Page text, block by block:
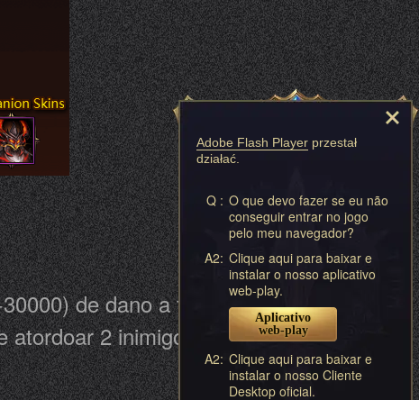
de dano a todos os inimigos.
2 inimigos por 2 rodadas.
Adobe Flash Player przestał
działać.
Q : O que devo fazer se eu não
conseguir entrar no jogo
pelo meu navegador?
A2: Clique aqui para baixar e
instalar o nosso aplicativo
web-play.
Aplicativo
web-play
A2: Clique aqui para baixar e
instalar o nosso Cliente
Desktop oficial.